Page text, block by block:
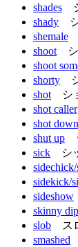
shades
shady シ
shemale
shoot シ
shoot
shorty
shot シ
shot caller
shot down
shut up
sick シ
sidekick/
sideshow
skinny
slob ス
smashed